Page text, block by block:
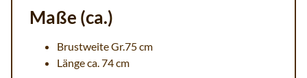
Maße (ca.)
Brustweite Gr.75 cm
Länge ca. 74 cm